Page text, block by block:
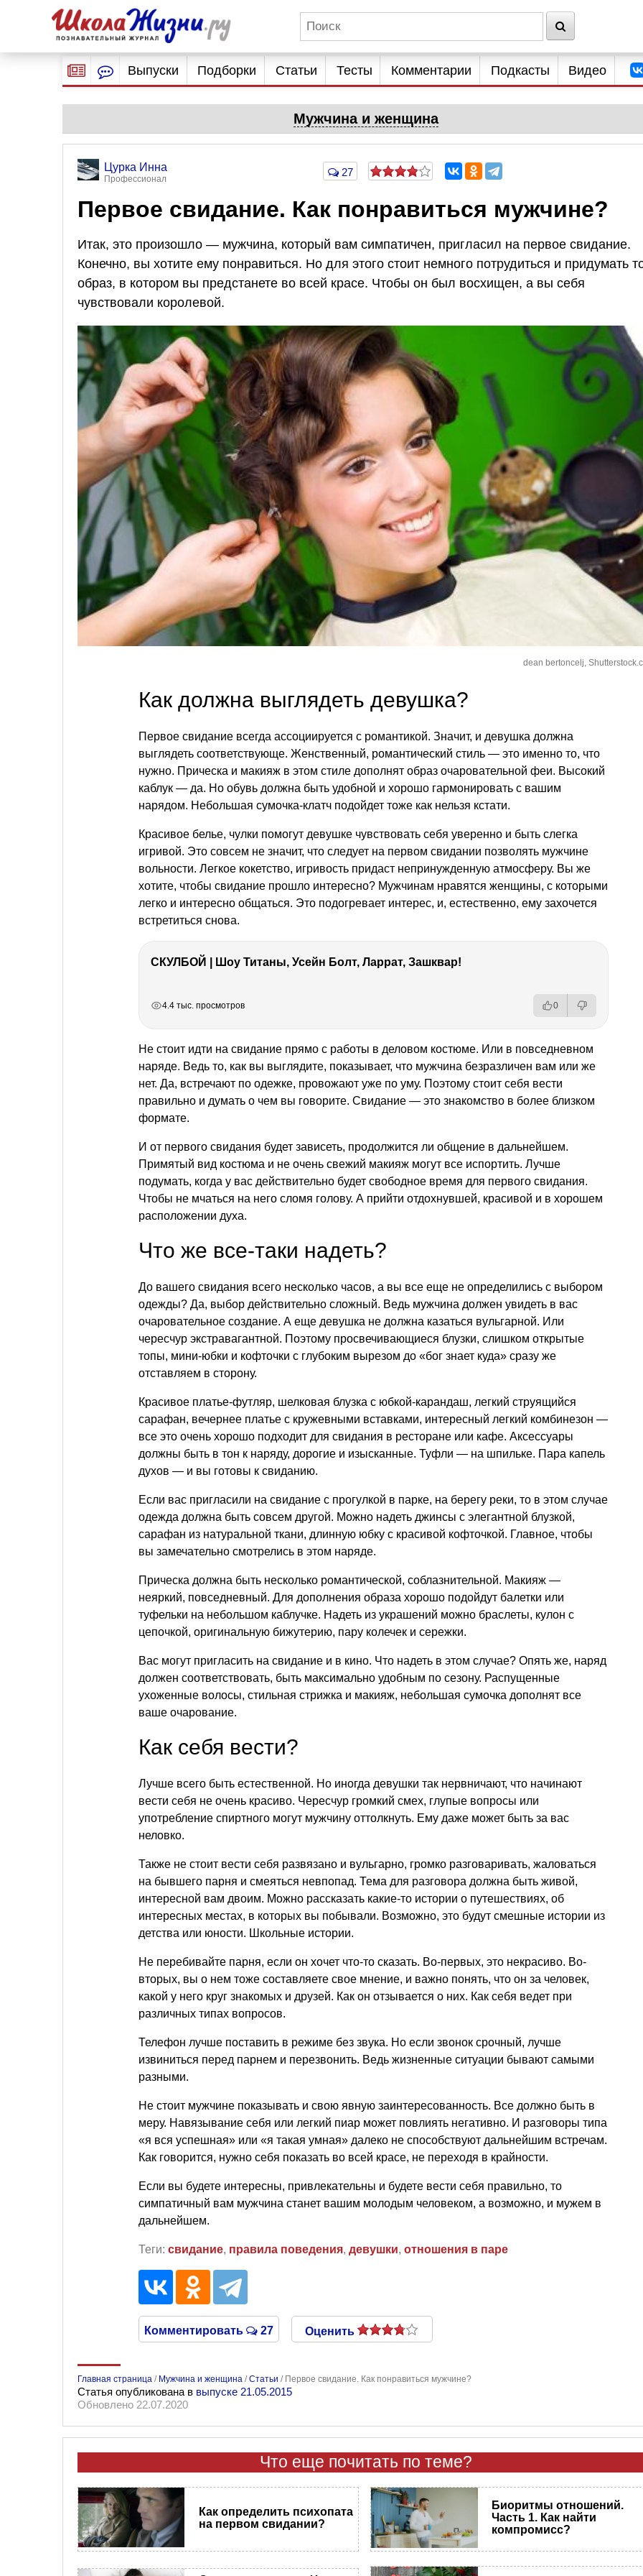
Выпуски Подборки Статьи Тесты Комментарии Подкасты Видео
Мужчина и женщина
Цурка Инна
Профессионал
27
Первое свидание. Как понравиться мужчине?
Итак, это произошло — мужчина, который вам симпатичен, пригласил на первое свидание.
Конечно, вы хотите ему понравиться. Но для этого стоит немного потрудиться и придумать
образ, в котором вы предстанете во всей красе. Чтобы он был восхищен, а вы себя
чувствовали королевой.
dean bertoncelj,
Как должна выглядеть девушка?
Первое свидание всегда ассоциируется с романтикой. Значит, и девушка должна
выглядеть соответствующе. Женственный, романтический стиль — это именно то, что
нужно. Прическа и макияж в этом стиле дополнят образ очаровательной феи. Высокий
каблук — да. Но обувь должна быть удобной и хорошо гармонировать с вашим
нарядом. Небольшая сумочка-клатч подойдет тоже как нельзя кстати.
Красивое белье, чулки помогут девушке чувствовать себя уверенно и быть слегка
игривой. Это совсем не значит, что следует на первом свидании позволять мужчине
вольности. Легкое кокетство, игривость придаст непринужденную атмосферу. Вы же
хотите, чтобы свидание прошло интересно? Мужчинам нравятся женщины, с которыми
легко и интересно общаться. Это подогревает интерес, и, естественно, ему захочется
встретиться снова.
СКУЛБОЙ | Шоу Титаны, Усейн Болт, Ларрат, Зашквар!
4.4 тыс. просмотров 0
Не стоит идти на свидание прямо с работы в деловом костюме. Или в повседневном
наряде. Ведь то, как вы выглядите, показывает, что мужчина безразличен вам или же
нет. Да, встречают по одежке, провожают уже по уму. Поэтому стоит себя вести
правильно и думать о чем вы говорите. Свидание — это знакомство в более близком
формате.
И от первого свидания будет зависеть, продолжится ли общение в дальнейшем.
Примятый вид костюма и не очень свежий макияж могут все испортить. Лучше
подумать, когда у вас действительно будет свободное время для первого свидания.
Чтобы не мчаться на него сломя голову. А прийти отдохнувшей, красивой и в хорошем
расположении духа.
Что же все-таки надеть?
До вашего свидания всего несколько часов, а вы все еще не определились с выбором
одежды? Да, выбор действительно сложный. Ведь мужчина должен увидеть в вас
очаровательное создание. А еще девушка не должна казаться вульгарной. Или
чересчур экстравагантной. Поэтому просвечивающиеся блузки, слишком открытые
топы, мини-юбки и кофточки с глубоким вырезом до «бог знает куда» сразу же
отставляем в сторону.
Красивое платье-футляр, шелковая блузка с юбкой-карандаш, легкий струящийся
сарафан, вечернее платье с кружевными вставками, интересный легкий комбинезон —
все это очень хорошо подходит для свидания в ресторане или кафе. Аксессуары
должны быть в тон к наряду, дорогие и изысканные. Туфли — на шпильке. Пара капель
духов — и вы готовы к свиданию.
Если вас пригласили на свидание с прогулкой в парке, на берегу реки, то в этом случае
одежда должна быть совсем другой. Можно надеть джинсы с элегантной блузкой,
сарафан из натуральной ткани, длинную юбку с красивой кофточкой. Главное, чтобы
вы замечательно смотрелись в этом наряде.
Прическа должна быть несколько романтической, соблазнительной. Макияж —
неяркий, повседневный. Для дополнения образа хорошо подойдут балетки или
туфельки на небольшом каблучке. Надеть из украшений можно браслеты, кулон с
цепочкой, оригинальную бижутерию, пару колечек и сережки.
Вас могут пригласить на свидание и в кино. Что надеть в этом случае? Опять же, наряд
должен соответствовать, быть максимально удобным по сезону. Распущенные
ухоженные волосы, стильная стрижка и макияж, небольшая сумочка дополнят все
ваше очарование.
Как себя вести?
Лучше всего быть естественной. Но иногда девушки так нервничают, что начинают
вести себя не очень красиво. Чересчур громкий смех, глупые вопросы или
употребление спиртного могут мужчину оттолкнуть. Ему даже может быть за вас
неловко.
Также не стоит вести себя развязано и вульгарно, громко разговаривать, жаловаться
на бывшего парня и смеяться невпопад. Тема для разговора должна быть живой,
интересной вам двоим. Можно рассказать какие-то истории о путешествиях, об
интересных местах, в которых вы побывали. Возможно, это будут смешные истории из
детства или юности. Школьные истории.
Не перебивайте парня, если он хочет что-то сказать. Во-первых, это некрасиво. Во-
вторых, вы о нем тоже составляете свое мнение, и важно понять, что он за человек,
какой у него круг знакомых и друзей. Как он отзывается о них. Как себя ведет при
различных типах вопросов.
Телефон лучше поставить в режиме без звука. Но если звонок срочный, лучше
извиниться перед парнем и перезвонить. Ведь жизненные ситуации бывают самыми
разными.
Не стоит мужчине показывать и свою явную заинтересованность. Все должно быть в
меру. Навязывание себя или легкий пиар может повлиять негативно. И разговоры типа
«я вся успешная» или «я такая умная» далеко не способствуют дальнейшим встречам.
Как говорится, нужно себя показать во всей красе, не переходя в крайности.
Если вы будете интересны, привлекательны и будете вести себя правильно, то
симпатичный вам мужчина станет вашим молодым человеком, а возможно, и мужем в
дальнейшем.
Теги: свидание, правила поведения, девушки, отношения в паре
Комментировать 27 Оценить
Главная страница / Мужчина и женщина /Статьи / Первое свидание. Как понравиться мужчине?
Статья опубликована в выпуске 21.05.2015
Обновлено 22.07.2020
Что еще почитать по теме?
Как определить психопата
на первом свидании?
Биоритмы отношений.
Часть 1. Как найти
компромисс?